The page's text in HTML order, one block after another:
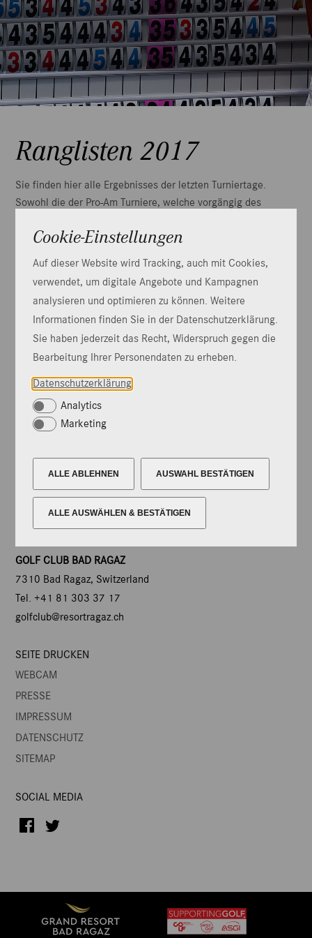
Ranglisten 2017
Sie finden hier alle Ergebnisses der letzten Turniertage.
Sowohl die der Pro-Am Turniere, welche vorgängig des
während dem Turnier.
Rangliste Freitag, 7. Juli 2017
7310 Bad Ragaz, Switzerland
GOLF CLUB BAD RAGAZ
7310 Bad Ragaz, Switzerland
Tel. +41 81 303 37 17
golfclub@resortragaz.ch
SEITE DRUCKEN
WEBCAM
PRESSE
IMPRESSUM
DATENSCHUTZ
SITEMAP
SOCIAL MEDIA
Cookie-Einstellungen
Auf dieser Website wird Tracking, auch mit Cookies,
verwendet, um digitale Angebote und Kampagnen
analysieren und optimieren zu können. Weitere
Informationen finden Sie in der Datenschutzerklärung.
Sie haben jederzeit das Recht, Widerspruch gegen die
Bearbeitung Ihrer Personendaten zu erheben.
Datenschutzerklärung
Analytics
Marketing
ALLE ABLEHNEN AUSWAHL BESTÄTIGEN
ALLE AUSWÄHLEN & BESTÄTIGEN